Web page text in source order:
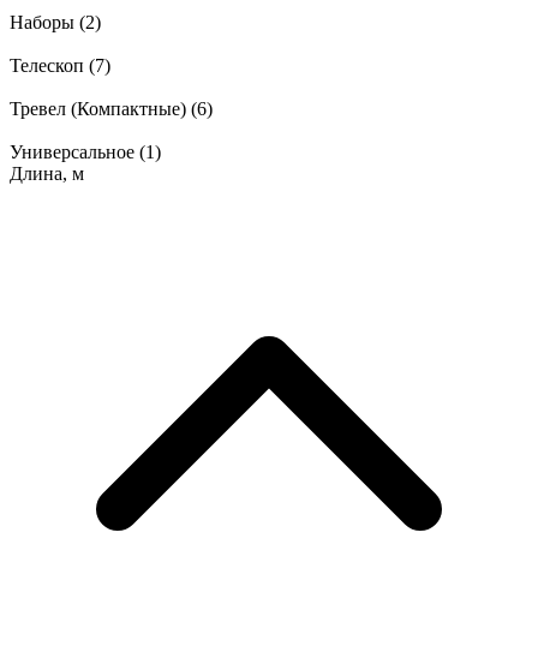
Наборы (2)
Телескоп (7)
Тревел (Компактные) (6)
Универсальное (1)
Длина, м